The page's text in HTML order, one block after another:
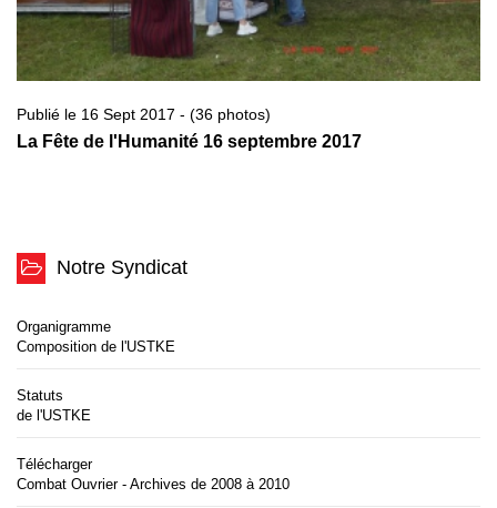
Publié le 16 Sept 2017 - (36 photos)
La Fête de l'Humanité 16 septembre 2017
Notre Syndicat
Organigramme
Composition de l'USTKE
Statuts
de l'USTKE
Télécharger
Combat Ouvrier - Archives de 2008 à 2010